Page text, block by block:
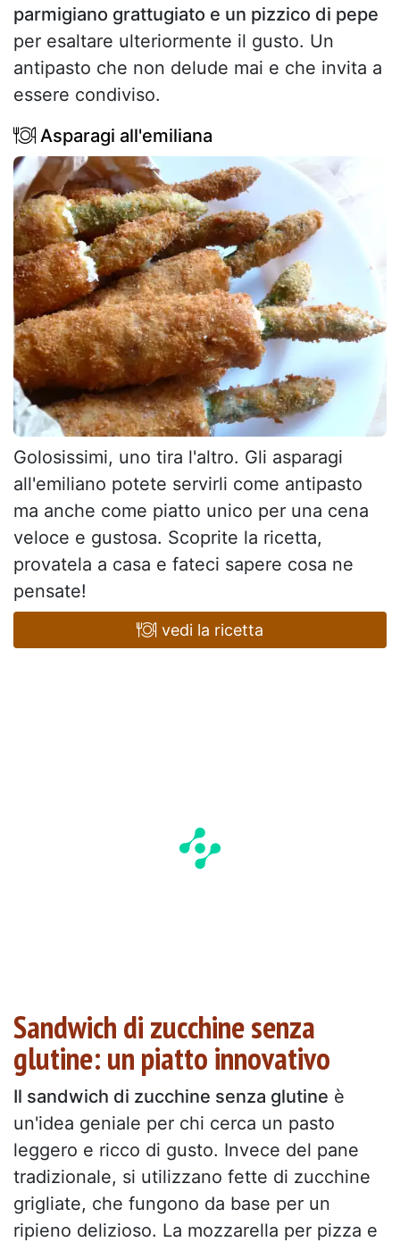
parmigiano grattugiato e un pizzico di pepe
per esaltare ulteriormente il gusto. Un
antipasto che non delude mai e che invita a
essere condiviso.
Asparagi all'emiliana
Golosissimi, uno tira l'altro. Gli asparagi
all'emiliano potete servirli come antipasto
ma anche come piatto unico per una cena
veloce e gustosa. Scoprite la ricetta,
provatela a casa e fateci sapere cosa ne
pensate!
vedi la ricetta
Sandwich di zucchine senza
glutine: un piatto innovativo
Il sandwich di zucchine senza glutine è
un'idea geniale per chi cerca un pasto
leggero e ricco di gusto. Invece del pane
tradizionale, si utilizzano fette di zucchine
grigliate, che fungono da base per un
ripieno delizioso. La mozzarella per pizza e